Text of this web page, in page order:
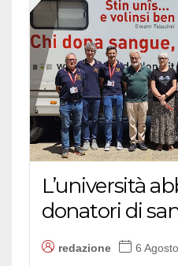
L’università
donatori di
redazione 6